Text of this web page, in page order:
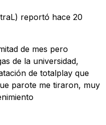
reportó hace 20
de mes pero
de la universidad,
de totalplay que
parote me tiraron, muy